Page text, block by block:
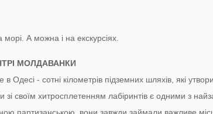
А можна і на екскурсіях.
МОЛДАВАНКИ
Одесі - сотні кілометрів підземних шляхів, які
зі своїм хитросплетенням лабіринтів є одними з
партизанською, вони завжди займали важливе